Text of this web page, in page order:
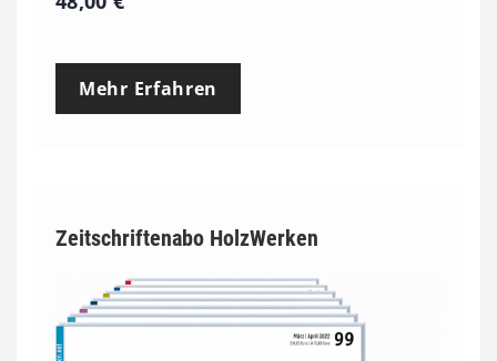
Mehr Erfahren
Zeitschriftenabo HolzWerken